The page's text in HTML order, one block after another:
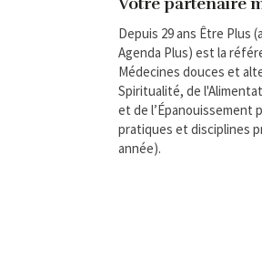
Depuis 29 ans Être Plus
Agenda Plus) est la
Médecines douces et
Spiritualité, de
et de l’Épanouissement
pratiques et disciplines
année).